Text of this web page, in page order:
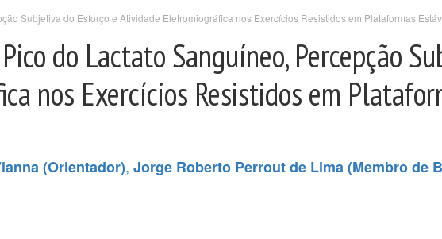
Subjetiva do Esforço e Atividade Eletromiográfica nos Exercícios Resistidos em Plataformas
do Lactato Sanguíneo, Percepção
nos Exercícios Resistidos em
(Orientador), Jorge Roberto Perrout de Lima (Membro de